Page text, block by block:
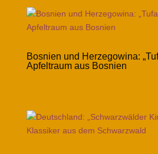
Bosnien und Herzegowina:
Apfeltraum aus Bosnien